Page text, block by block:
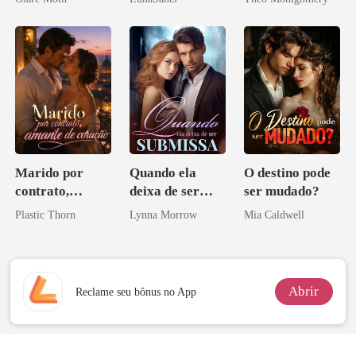
Marido por
contrato,
amante de
Plastic Thorn
Quando ela
deixa de ser
submissa
Lynna Morrow
O destino pode
ser mudado?
Mia Caldwell
Reclame seu bônus no App Abrir